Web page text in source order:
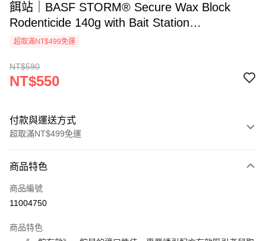
餌站｜BASF STORM® Secure Wax Block
Rodenticide 140g with Bait Station
(Flocoumafen 0.005% w/w)
超取滿NT$499免運
NT$590
NT$550
付款與運送方式
超取滿NT$499免運
信用卡一次付款
超商取貨付款
商品特色
商品編號
11004750
商品特色